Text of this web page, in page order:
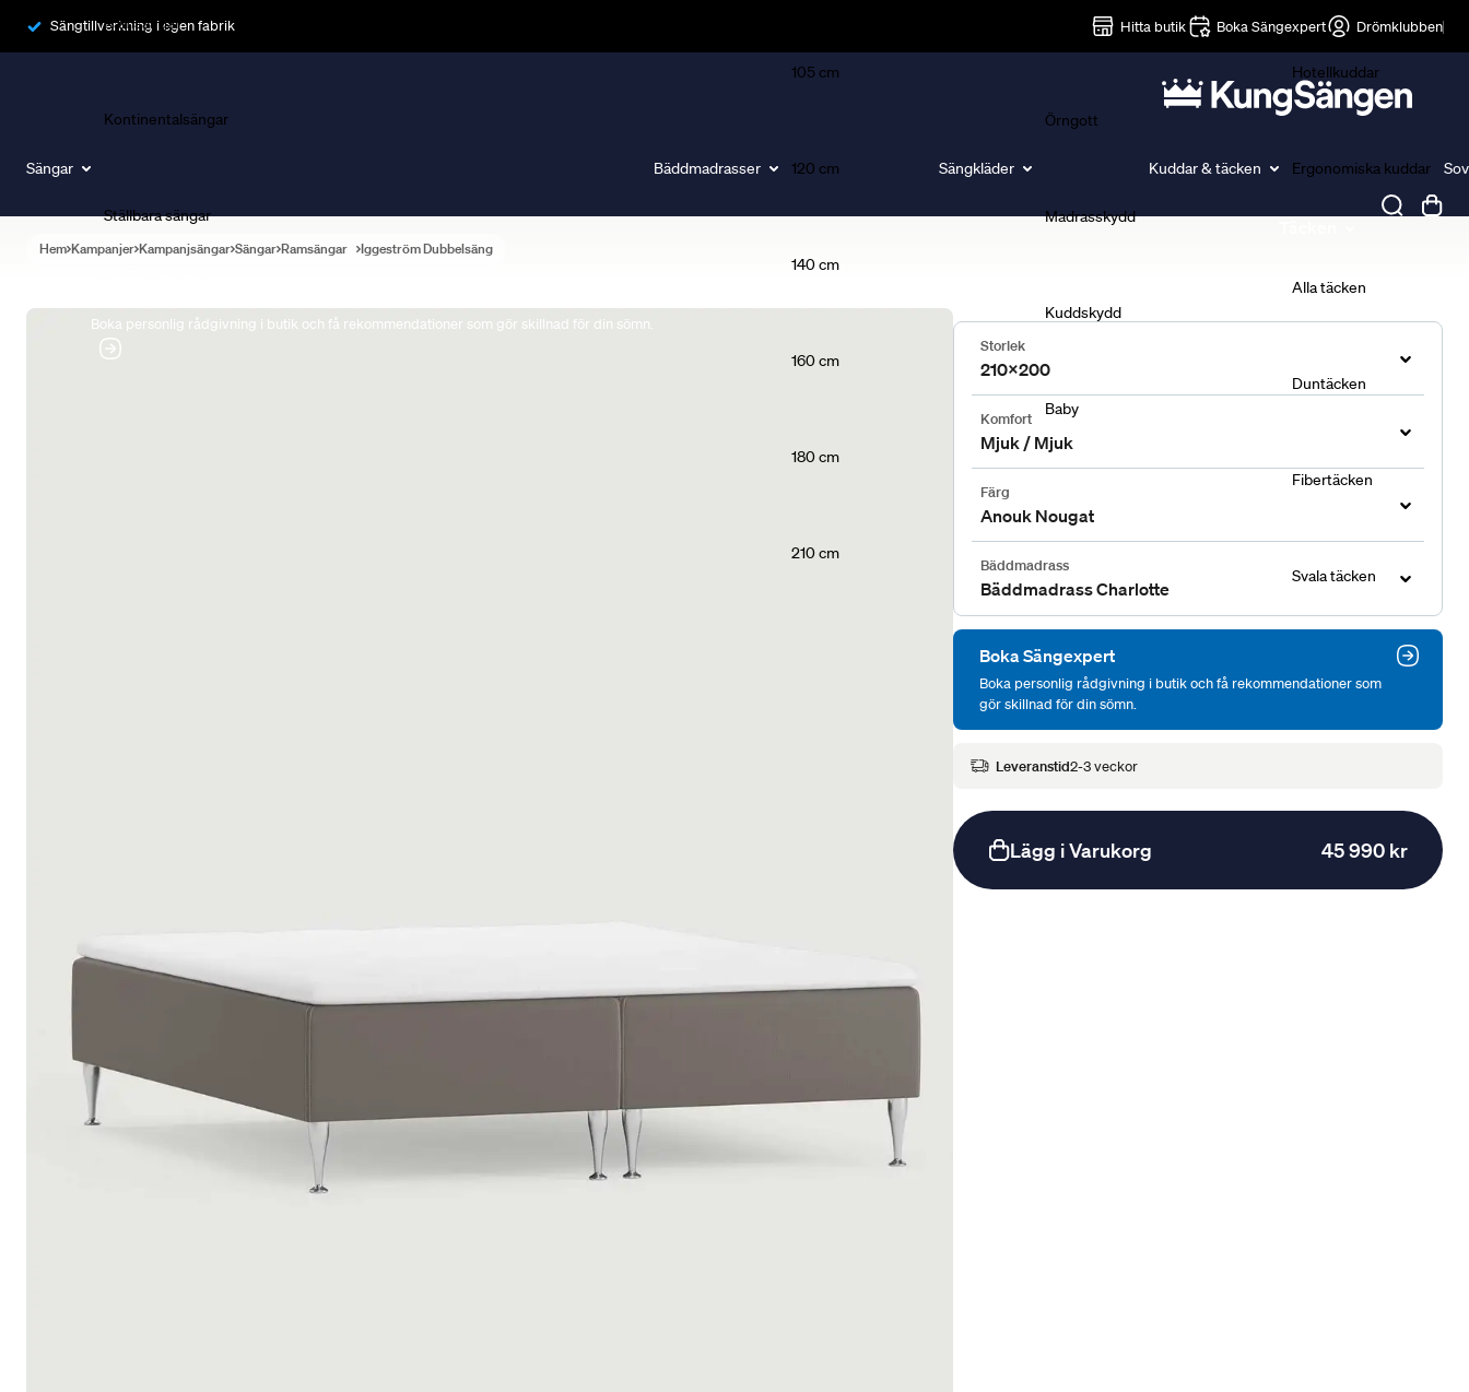
Sängtillverkning i egen fabrik Hitta butik Boka Sängexpert Drömklubben
Sängar
Ramsängar
Kontinentalsängar
Ställbara sängar
Boka personlig rådgivning i butik och få rekommendationer som gör skillnad för din sömn.
Bäddmadrasser
105 cm
120 cm
140 cm
160 cm
180 cm
210 cm
Sängkläder
Örngott
Madrasskydd
Kuddskydd
Baby
Kuddar & täcken
Hotellkuddar
Ergonomiska kuddar
Alla täcken
Duntäcken
Fibertäcken
Svala täcken
Hem Kampanjer Kampanjsängar Sängar Ramsängar Iggeström Dubbelsäng
Storlek
210x200
Komfort
Mjuk / Mjuk
Färg
Anouk Nougat
Bäddmadrass
Bäddmadrass Charlotte
Boka Sängexpert
Boka personlig rådgivning i butik och få rekommendationer som
gör skillnad för din sömn.
Leveranstid2-3 veckor
Lägg i Varukorg 45 990 kr